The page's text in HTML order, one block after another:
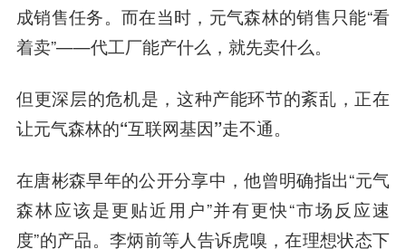
成销售任务。而在当时，元气森林的销售只能“看
着卖”——代工厂能产什么，就先卖什么。
但更深层的危机是， 这种产能环节的紊乱，正在
让元气森林的“互联网基因”走不通。
在唐彬森早年的公开分享中，他曾明确指出“元气
森林应该是更贴近用户”并有更快“市场反应速
度”的产品。李炳前等人告诉虎嗅，在理想状态下